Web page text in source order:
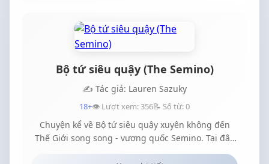
Bộ tứ siêu quậy (The Semino)
✍️ Tác giả: Lauren Sazuky
18+👁️ Lượt xem: 356📝 Số từ: 0
Chuyện kể về Bộ tứ siêu quậy xuyên không đến
Thế Giới song song - vương quốc Semino. Tại đây
tiềm ẩn một cuộc chiến tranh giữa 2 thế lực